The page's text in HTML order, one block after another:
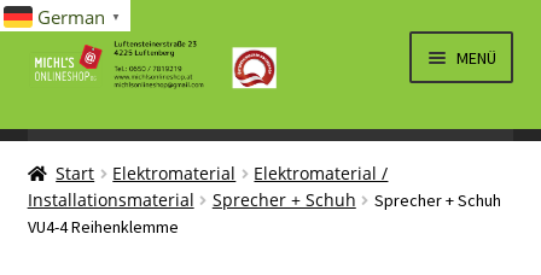
Navigation
Inhalt
MENÜ
SPIELWAREN/BAUSÄTZE
ÖFFNEN
ELEKTRO
ÖFFNEN
LÜFTUNG, HEIZUNG, KLIMA
Start Elektromaterial
Elektromaterial /
Installationsmaterial
Sprecher + Schuh
Sprecher + Schuh
VU4-4 Reihenklemme
German ▼